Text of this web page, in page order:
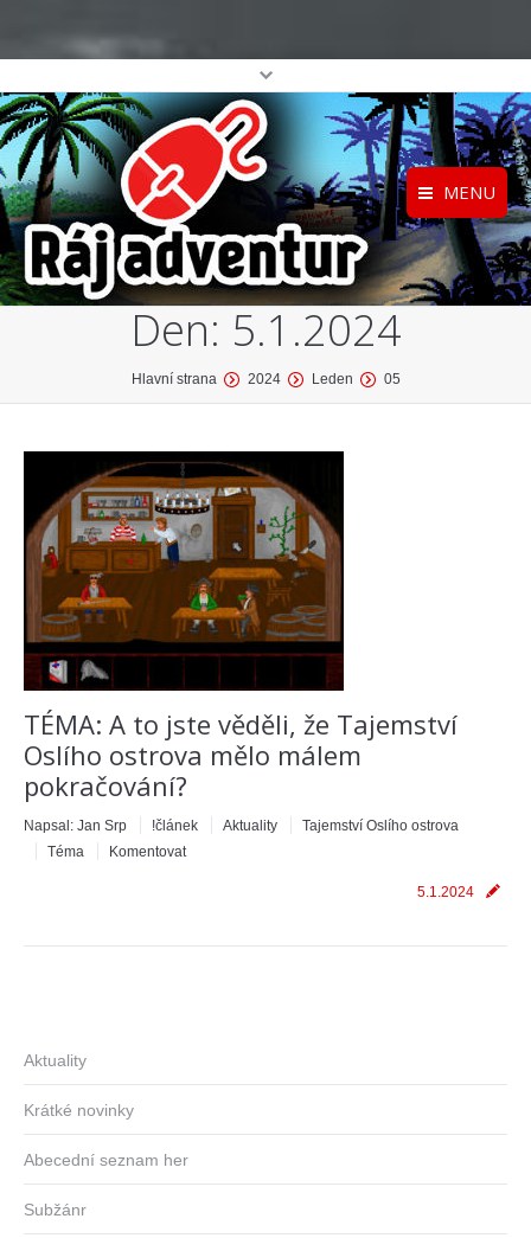
MENU
Registrace
Přihlášení
Home
O projektu
Katalog her
Den: 5.1.2024
Hlavní strana 2024 Leden 05
TÉMA: A to jste věděli, že Tajemství
Oslího ostrova mělo málem
pokračování?
Napsal: Jan Srp !článek Aktuality
Tajemství Oslího ostrova
Téma
Komentovat
5.1.2024
Aktuality
Krátké novinky
Abecední seznam her
Subžánr